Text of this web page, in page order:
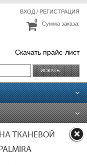
ВХОД/ РЕГИСТРАЦИЯ
Сумма заказа:
0
Скачать прайс-лист
ИСКАТЬ
ТКАНЕВОЙ